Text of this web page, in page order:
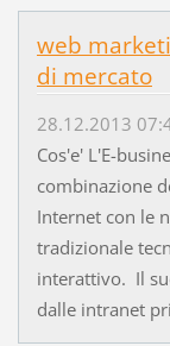
web
di mercato
28.12.2013
Cos'e' L'E-
combinazione
Internet con le
tradizionale
interattivo. Il
dalle intranet